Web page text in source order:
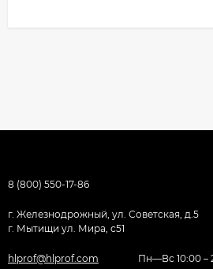
8 (800) 550-17-86
г. Железнодрожный, ул. Советская, д.5
г. Мытищи ул. Мира, с51
hlprof@hlprof.com Пн—Вс 10:00 –